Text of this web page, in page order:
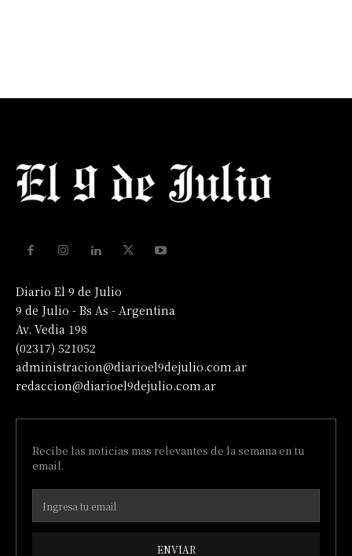
Diario El 9 de Julio
9 de Julio - Bs As - Argentina
Av. Vedia 198
(02317) 521052
administracion@diarioel9dejulio.com.ar
redaccion@diarioel9dejulio.com.ar
Recibe las noticias mas relevantes de la semana en tu
email.
ENVIAR